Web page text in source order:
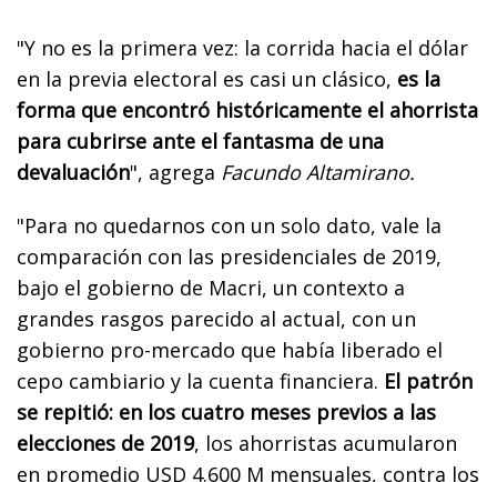
"Y no es la primera vez: la corrida hacia el dólar
en la previa electoral es casi un clásico, es la
forma que encontró históricamente el ahorrista
para cubrirse ante el fantasma de una
devaluación", agrega Facundo Altamirano.
"Para no quedarnos con un solo dato, vale la
comparación con las presidenciales de 2019,
bajo el gobierno de Macri, un contexto a
grandes rasgos parecido al actual, con un
gobierno pro-mercado que había liberado el
cepo cambiario y la cuenta financiera. El patrón
se repitió: en los cuatro meses previos a las
elecciones de 2019, los ahorristas acumularon
en promedio USD 4.600 M mensuales, contra los